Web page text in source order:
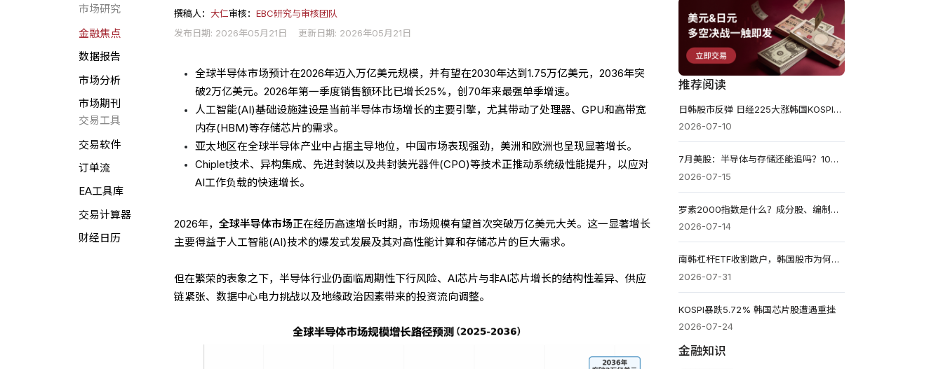
市场研究
金融焦点
数据报告
市场分析
市场期刊
交易工具
交易软件
订单流
EA工具库
交易计算器
财经日历
撰稿人：大仁审核：EBC研究与审核团队
发布日期: 2026年05月21日
更新日期: 2026年05月21日
全球半导体市场预计在2026年迈入万亿美元规模，并有望在2030年达到1.75万亿美元，2036年突
破2万亿美元。2026年第一季度销售额环比已增长25%，创70年来最强单季增速。
人工智能(AI)基础设施建设是当前半导体市场增长的主要引擎，尤其带动了处理器、GPU和高带宽
内存(HBM)等存储芯片的需求。
亚太地区在全球半导体产业中占据主导地位，中国市场表现强劲，美洲和欧洲也呈现显著增长。
Chiplet技术、异构集成、先进封装以及共封装光器件(CPO)等技术正推动系统级性能提升，以应对
AI工作负载的快速增长。
2026年，全球半导体市场正在经历高速增长时期，市场规模有望首次突破万亿美元大关。这一显著增长
主要得益于人工智能(AI)技术的爆发式发展及其对高性能计算和存储芯片的巨大需求。
但在繁荣的表象之下，半导体行业仍面临周期性下行风险、AI芯片与非AI芯片增长的结构性差异、供应
链紧张、数据中心电力挑战以及地缘政治因素带来的投资流向调整。
推荐阅读
日韩股市反弹 日经225大涨韩国KOSPI触发熔断
2026-07-10
7月美股：半导体与存储还能追吗？10大标的买点与配置策略
2026-07-15
罗素2000指数是什么？成分股、编制方式、ETF投资与风险解析
2026-07-14
南韩杠杆ETF收割散户，韩国股市为何失控?
2026-07-31
KOSPI暴跌5.72% 韩国芯片股遭遇重挫
2026-07-24
金融知识